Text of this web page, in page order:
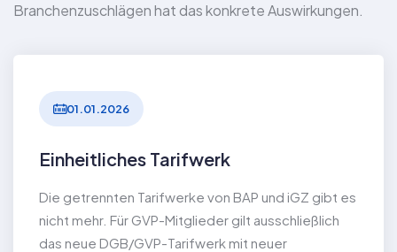
Branchenzuschlägen hat das konkrete Auswirkungen.
01.01.2026
Einheitliches Tarifwerk
Die getrennten Tarifwerke von BAP und iGZ gibt es
nicht mehr. Für GVP-Mitglieder gilt ausschließlich
das neue DGB/GVP-Tarifwerk mit neuer